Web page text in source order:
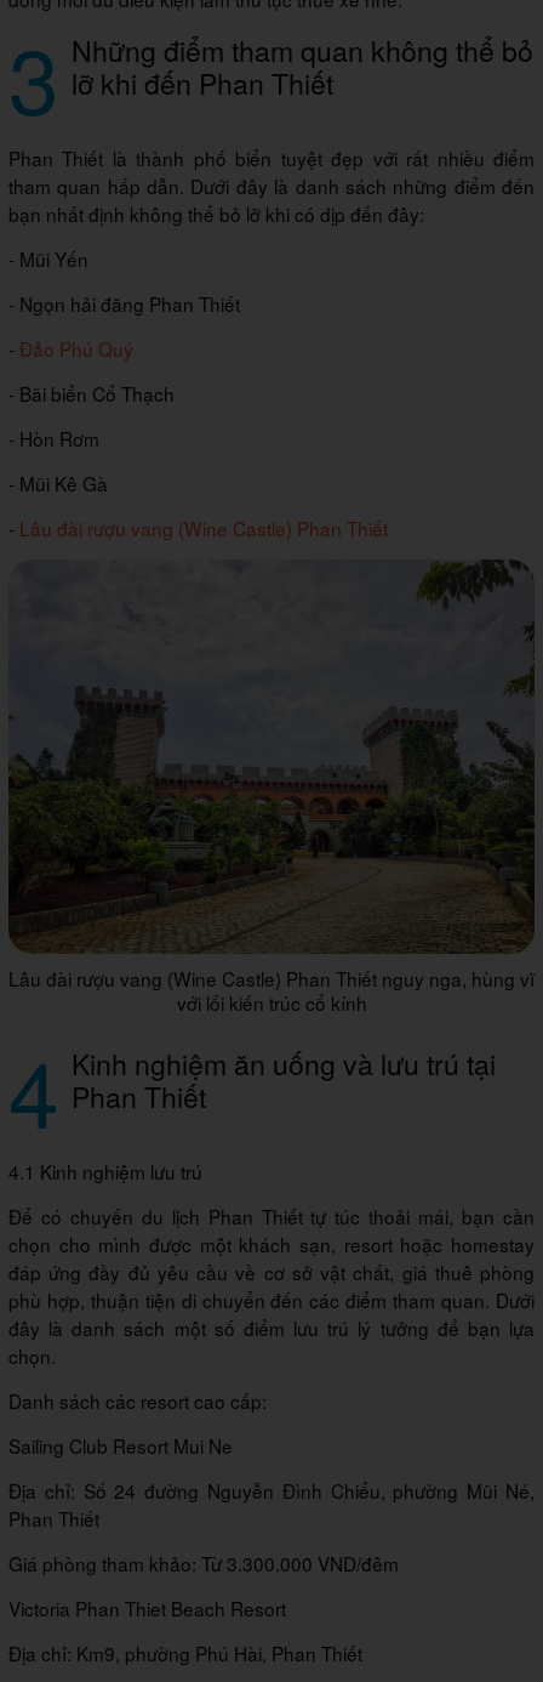
3 Những điểm tham quan không thể bỏ
lỡ khi đến Phan Thiết
Phan Thiết là thành phố biển tuyệt đẹp với rất nhiều điểm
tham quan hấp dẫn. Dưới đây là danh sách những điểm đến
bạn nhất định không thể bỏ lỡ khi có dịp đến đây:
- Mũi Yến
- Ngọn hải đăng Phan Thiết
- Đảo Phú Quý
- Bãi biển Cổ Thạch
- Hòn Rơm
- Mũi Kê Gà
- Lâu đài rượu vang (Wine Castle) Phan Thiết
Lâu đài rượu vang (Wine Castle) Phan Thiết nguy nga, hùng vĩ
với lối kiến trúc cổ kính
4 Kinh nghiệm ăn uống và lưu trú tại
Phan Thiết
4.1 Kinh nghiệm lưu trú
Để có chuyến du lịch Phan Thiết tự túc thoải mái, bạn cần
chọn cho mình được một khách sạn, resort hoặc homestay
đáp ứng đầy đủ yêu cầu về cơ sở vật chất, giá thuê phòng
phù hợp, thuận tiện di chuyển đến các điểm tham quan. Dưới
đây là danh sách một số điểm lưu trú lý tưởng để bạn lựa
chọn.
Danh sách các resort cao cấp:
Sailing Club Resort Mui Ne
Địa chỉ: Số 24 đường Nguyễn Đình Chiểu, phường Mũi Né,
Phan Thiết
Giá phòng tham khảo: Từ 3.300.000 VND/đêm
Victoria Phan Thiet Beach Resort
Địa chỉ: Km9, phường Phú Hài, Phan Thiết